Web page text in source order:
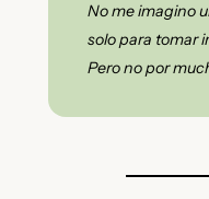
No me imagino
solo para tomar
Pero no por